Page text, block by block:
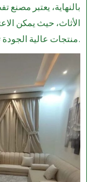
بالنهاية، يعتبر
الأثاث، حيث يمكن
منتجات عالية الجودة تلبي توقعاتهم.